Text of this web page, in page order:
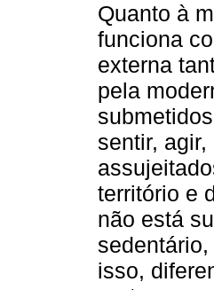
Quanto à
funciona
externa
pela
sentir,
território e
não está
isso,